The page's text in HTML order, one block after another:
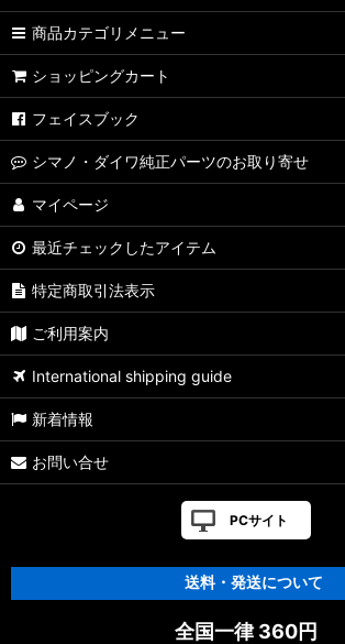
商品カテゴリメニュー
ショッピングカート
フェイスブック
シマノ・ダイワ純正パーツのお取り寄せ
マイページ
最近チェックしたアイテム
特定商取引法表示
ご利用案内
International shipping guide
新着情報
お問い合せ
PCサイト
送料・発送について
全国一律 360円